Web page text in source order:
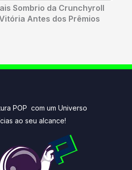
Sombrio da Crunchyroll
Antes dos Prêmios
POP com um Universo
ao seu alcance!